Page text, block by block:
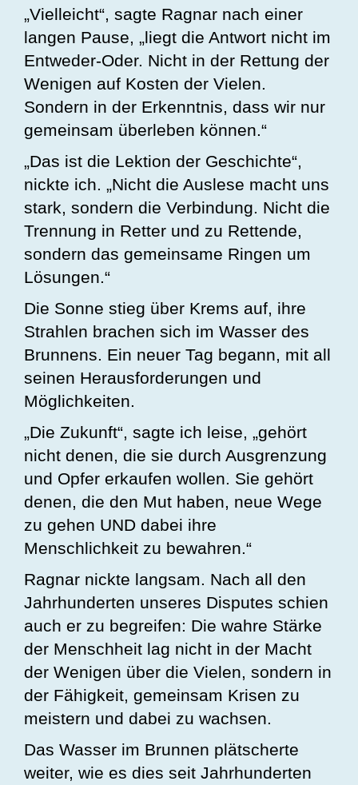
„Vielleicht“, sagte Ragnar nach einer
langen Pause, „liegt die Antwort nicht im
Entweder-Oder. Nicht in der Rettung der
Wenigen auf Kosten der Vielen.
Sondern in der Erkenntnis, dass wir nur
gemeinsam überleben können.“
„Das ist die Lektion der Geschichte“,
nickte ich. „Nicht die Auslese macht uns
stark, sondern die Verbindung. Nicht die
Trennung in Retter und zu Rettende,
sondern das gemeinsame Ringen um
Lösungen.“
Die Sonne stieg über Krems auf, ihre
Strahlen brachen sich im Wasser des
Brunnens. Ein neuer Tag begann, mit all
seinen Herausforderungen und
Möglichkeiten.
„Die Zukunft“, sagte ich leise, „gehört
nicht denen, die sie durch Ausgrenzung
und Opfer erkaufen wollen. Sie gehört
denen, die den Mut haben, neue Wege
zu gehen UND dabei ihre
Menschlichkeit zu bewahren.“
Ragnar nickte langsam. Nach all den
Jahrhunderten unseres Disputes schien
auch er zu begreifen: Die wahre Stärke
der Menschheit lag nicht in der Macht
der Wenigen über die Vielen, sondern in
der Fähigkeit, gemeinsam Krisen zu
meistern und dabei zu wachsen.
Das Wasser im Brunnen plätscherte
weiter, wie es dies seit Jahrhunderten